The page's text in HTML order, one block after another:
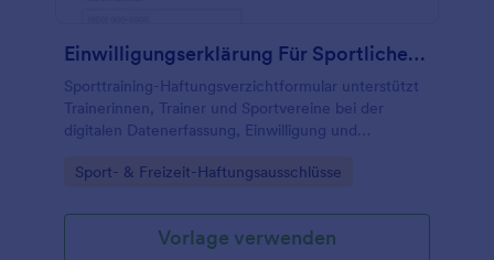
Einwilligungserklärung Für Sportliches Training
Sporttraining-Haftungsverzichtformular unterstützt
Trainerinnen, Trainer und Sportvereine bei der
digitalen Datenerfassung, Einwilligung und
passende Formularvorlagen.
Go to Category:
Sport- & Freizeit-Haftungsausschlüsse
Vorlage verwenden